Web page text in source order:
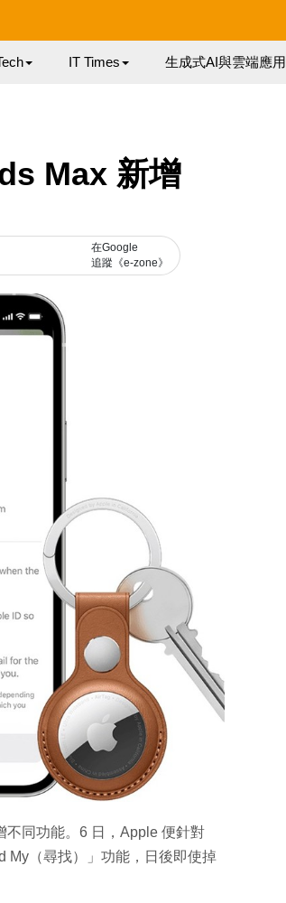
IT Times 生成式AI與雲端應用
Max 新增
在Google
追蹤《e-zone》
不同功能。6 日，Apple 便針對
My（尋找）」功能，日後即使掉